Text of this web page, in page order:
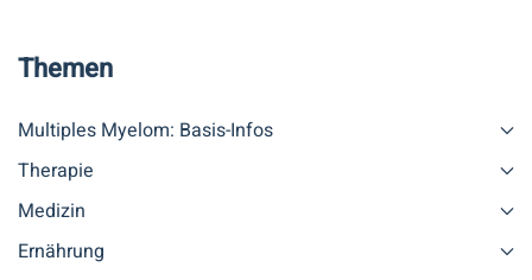
Themen
Multiples Myelom: Basis-Infos
Therapie
Medizin
Ernährung